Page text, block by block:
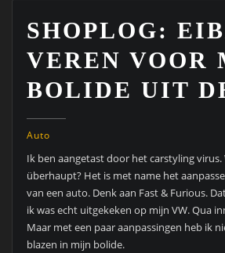
SHOPLOG:
VEREN VOOR
BOLIDE UIT
Auto
Ik ben aangetast door het carstyling virus.
überhaupt? Het is met name het
van een auto. Denk aan Fast & Furious.
ik was echt uitgekeken op mijn VW. Qua
Maar met een paar aanpassingen heb ik
blazen in mijn bolide.